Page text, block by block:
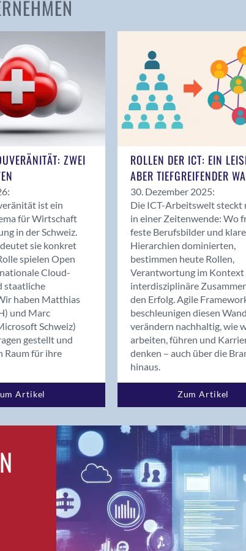
Andelfingen
Balsthal
Balzers
Bassersdorf
Benken (SG)
Bergdietikon
Bern - Liebefeld
Birsfelden
Bolligen
Bonaduz
Bonstetten
Bottighofen
Bremgarten bei Bern
Brig-Glis
ZWEI
ist ein
für Wirtschaft
in der Schweiz.
sie konkret
spielen Open
Cloud-
staatliche
haben Matthias
und Marc
Schweiz)
gestellt und
Raum für ihre
Artikel
ROLLEN DER ICT: EIN
ABER TIEFGREIFENDER
30. Dezember 2025:
Die ICT-Arbeitswelt steckt
in einer Zeitenwende: Wo
feste Berufsbilder und klare
Hierarchien dominierten,
bestimmen heute Rollen,
Verantwortung im Kontext
interdisziplinäre
den Erfolg. Agile
beschleunigen diesen
verändern nachhaltig, wie
arbeiten, führen und
denken – auch über die
hinaus.
Zum Artikel